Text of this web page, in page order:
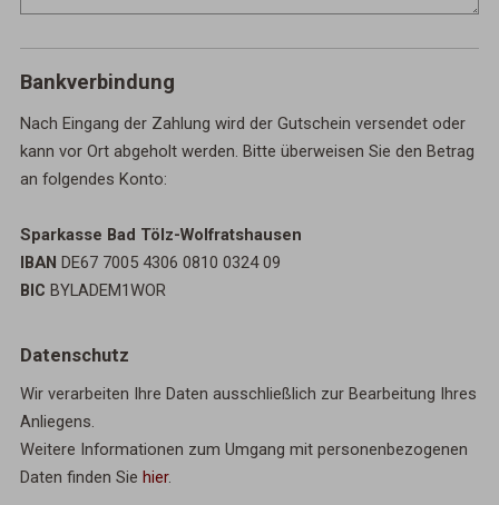
Bankverbindung
Nach Eingang der Zahlung wird der Gutschein versendet oder
kann vor Ort abgeholt werden. Bitte überweisen Sie den Betrag
an folgendes Konto:
Sparkasse Bad Tölz-Wolfratshausen
IBAN DE67 7005 4306 0810 0324 09
BIC BYLADEM1WOR
Datenschutz
Wir verarbeiten Ihre Daten ausschließlich zur Bearbeitung Ihres
Anliegens.
Weitere Informationen zum Umgang mit personenbezogenen
Daten finden Siehier.